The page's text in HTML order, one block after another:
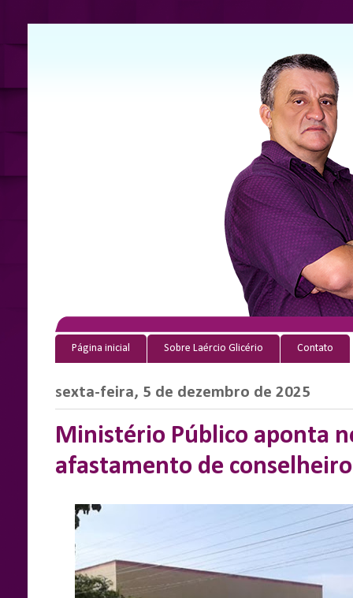
Página inicial Sobre Laércio Glicério Contato
sexta-feira, 5 de dezembro de 2025
Ministério Público aponta
afastamento de